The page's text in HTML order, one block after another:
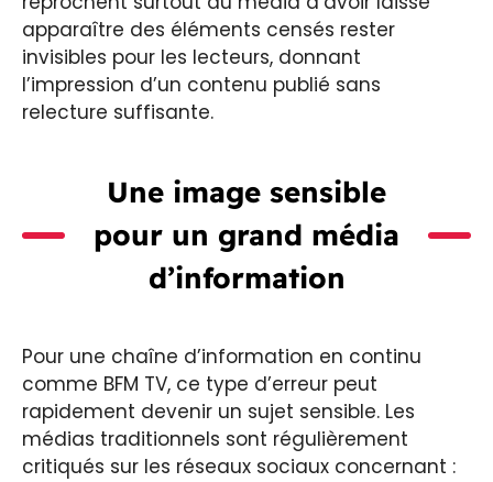
apparaître des éléments censés rester
invisibles pour les lecteurs, donnant
l’impression d’un contenu publié sans
relecture suffisante.
Une image sensible
pour un grand média
d’information
Pour une chaîne d’information en continu
comme BFM TV, ce type d’erreur peut
rapidement devenir un sujet sensible. Les
médias traditionnels sont régulièrement
critiqués sur les réseaux sociaux concernant :